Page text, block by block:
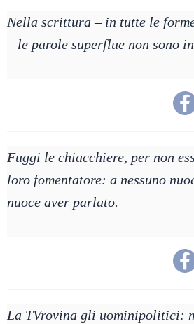
Nella scrittura – in tutte le
– le parole superflue non sono
Fuggi le chiacchiere, per non
loro fomentatore: a nessuno
nuoce aver parlato.
La TVrovina gli uominipolitici: